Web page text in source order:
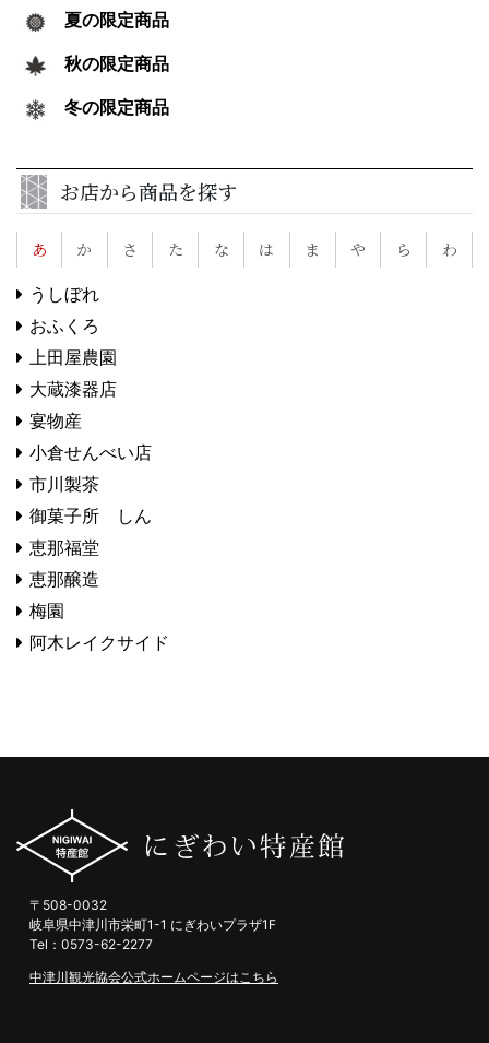
夏の限定商品
秋の限定商品
冬の限定商品
お店から商品を探す
あ か さ た な は ま や ら わ
うしぼれ
おふくろ
上田屋農園
大蔵漆器店
宴物産
小倉せんべい店
市川製茶
御菓子所 しん
恵那福堂
恵那醸造
梅園
阿木レイクサイド
〒508-0032
岐阜県中津川市栄町1-1 にぎわいプラザ1F
Tel：0573-62-2277
中津川観光協会公式ホームページはこちら